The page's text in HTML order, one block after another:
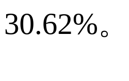
30.62%。